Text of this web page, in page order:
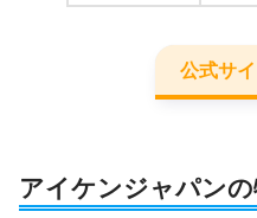
公式サ
アイケンジャパン